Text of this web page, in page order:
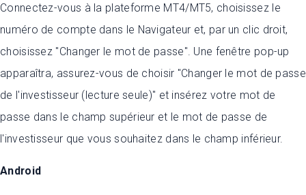
Connectez-vous à la plateforme MT4/MT5, choisissez le
numéro de compte dans le Navigateur et, par un clic droit,
choisissez "Changer le mot de passe". Une fenêtre pop-up
apparaîtra, assurez-vous de choisir "Changer le mot de passe
de l'investisseur (lecture seule)" et insérez votre mot de
passe dans le champ supérieur et le mot de passe de
l'investisseur que vous souhaitez dans le champ inférieur.
Android